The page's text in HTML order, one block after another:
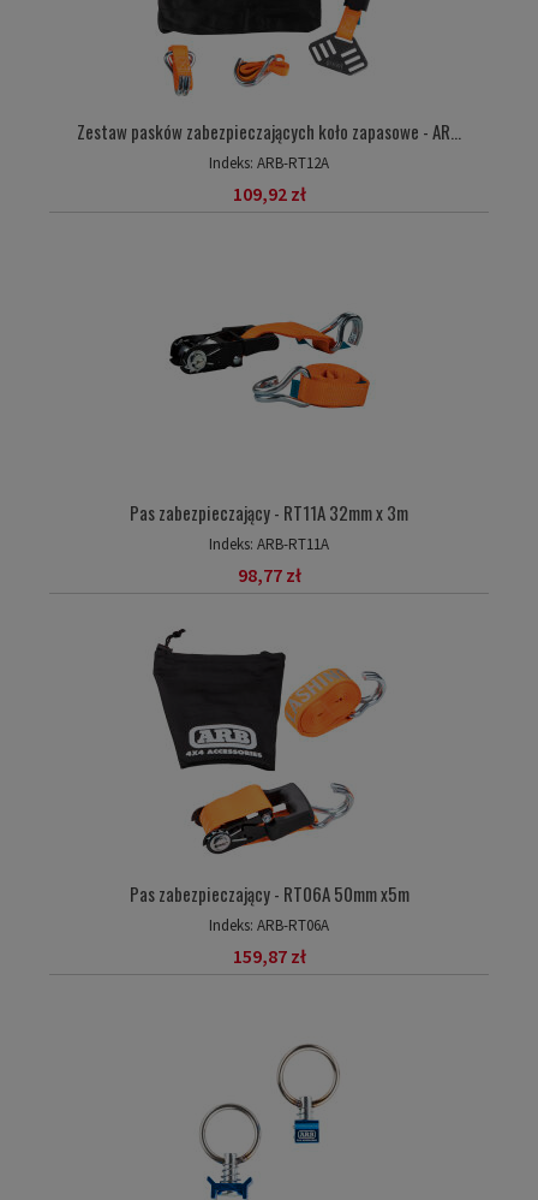
Zestaw pasków zabezpieczających koło zapasowe - AR...
Indeks: ARB-RT12A
109,92 zł
Pas zabezpieczający - RT11A 32mm x 3m
Indeks: ARB-RT11A
98,77 zł
Pas zabezpieczający - RT06A 50mm x5m
Indeks: ARB-RT06A
159,87 zł